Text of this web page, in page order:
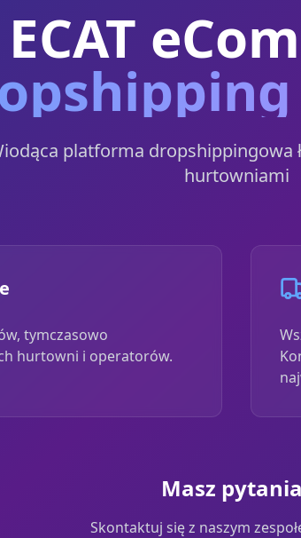
ECAT
platforma dropshippingowa
hurtowniami
tymczasowo
hurtowni i operatorów.
Masz
Skontaktuj się z naszym